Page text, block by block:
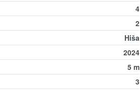
4
2
Hiša
2024
5 m
3